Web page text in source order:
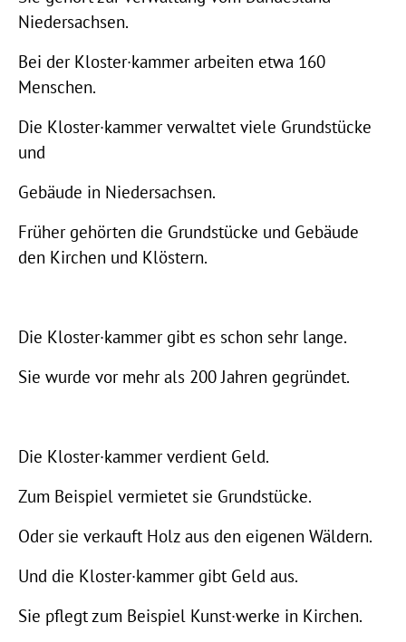
Niedersachsen.
Bei der Kloster·kammer arbeiten etwa 160
Menschen.
Die Kloster·kammer verwaltet viele Grundstücke
und
Gebäude in Niedersachsen.
Früher gehörten die Grundstücke und Gebäude
den Kirchen und Klöstern.
Die Kloster·kammer gibt es schon sehr lange.
Sie wurde vor mehr als 200 Jahren gegründet.
Die Kloster·kammer verdient Geld.
Zum Beispiel vermietet sie Grundstücke.
Oder sie verkauft Holz aus den eigenen Wäldern.
Und die Kloster·kammer gibt Geld aus.
Sie pflegt zum Beispiel Kunst·werke in Kirchen.